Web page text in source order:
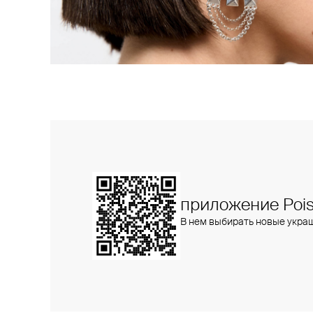
приложение
В нем выбирать новые